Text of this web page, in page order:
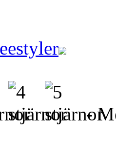
-